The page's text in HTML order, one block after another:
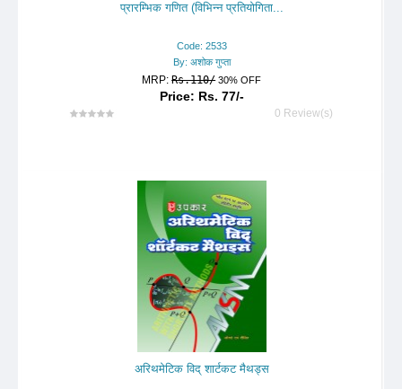
प्रारम्भिक गणित (विभिन्न प्रतियोगिता...
Code: 2533
By: अशोक गुप्ता
MRP:Rs.110/ 30% OFF
Price: Rs. 77/-
0 Review(s)
अरिथमेटिक विद् शार्टकट मैथड्स